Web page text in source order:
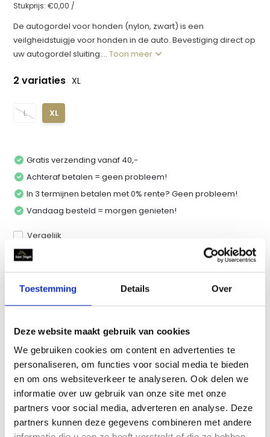
Toestemming Details Over
Deze website maakt gebruik van cookies
We gebruiken cookies om content en advertenties te
personaliseren, om functies voor social media te bieden
en om ons websiteverkeer te analyseren. Ook delen we
informatie over uw gebruik van onze site met onze
partners voor social media, adverteren en analyse. Deze
partners kunnen deze gegevens combineren met andere
Stukprijs:€0,00 /
De autogordel voor honden (nylon, zwart) is een
veilgheidstuigje voor honden in de auto. Bevestiging direct op
uw autogordel sluiting....Toon meer
2 variaties XL
L XL
Gratis verzending vanaf 40,-
Achteraf betalen = geen probleem!
In 3 termijnen betalen met 0% rente? Geen probleem!
Vandaag besteld = morgen genieten!
Vergelijk
Productomschrijving
Specificaties
Reviews
Delen